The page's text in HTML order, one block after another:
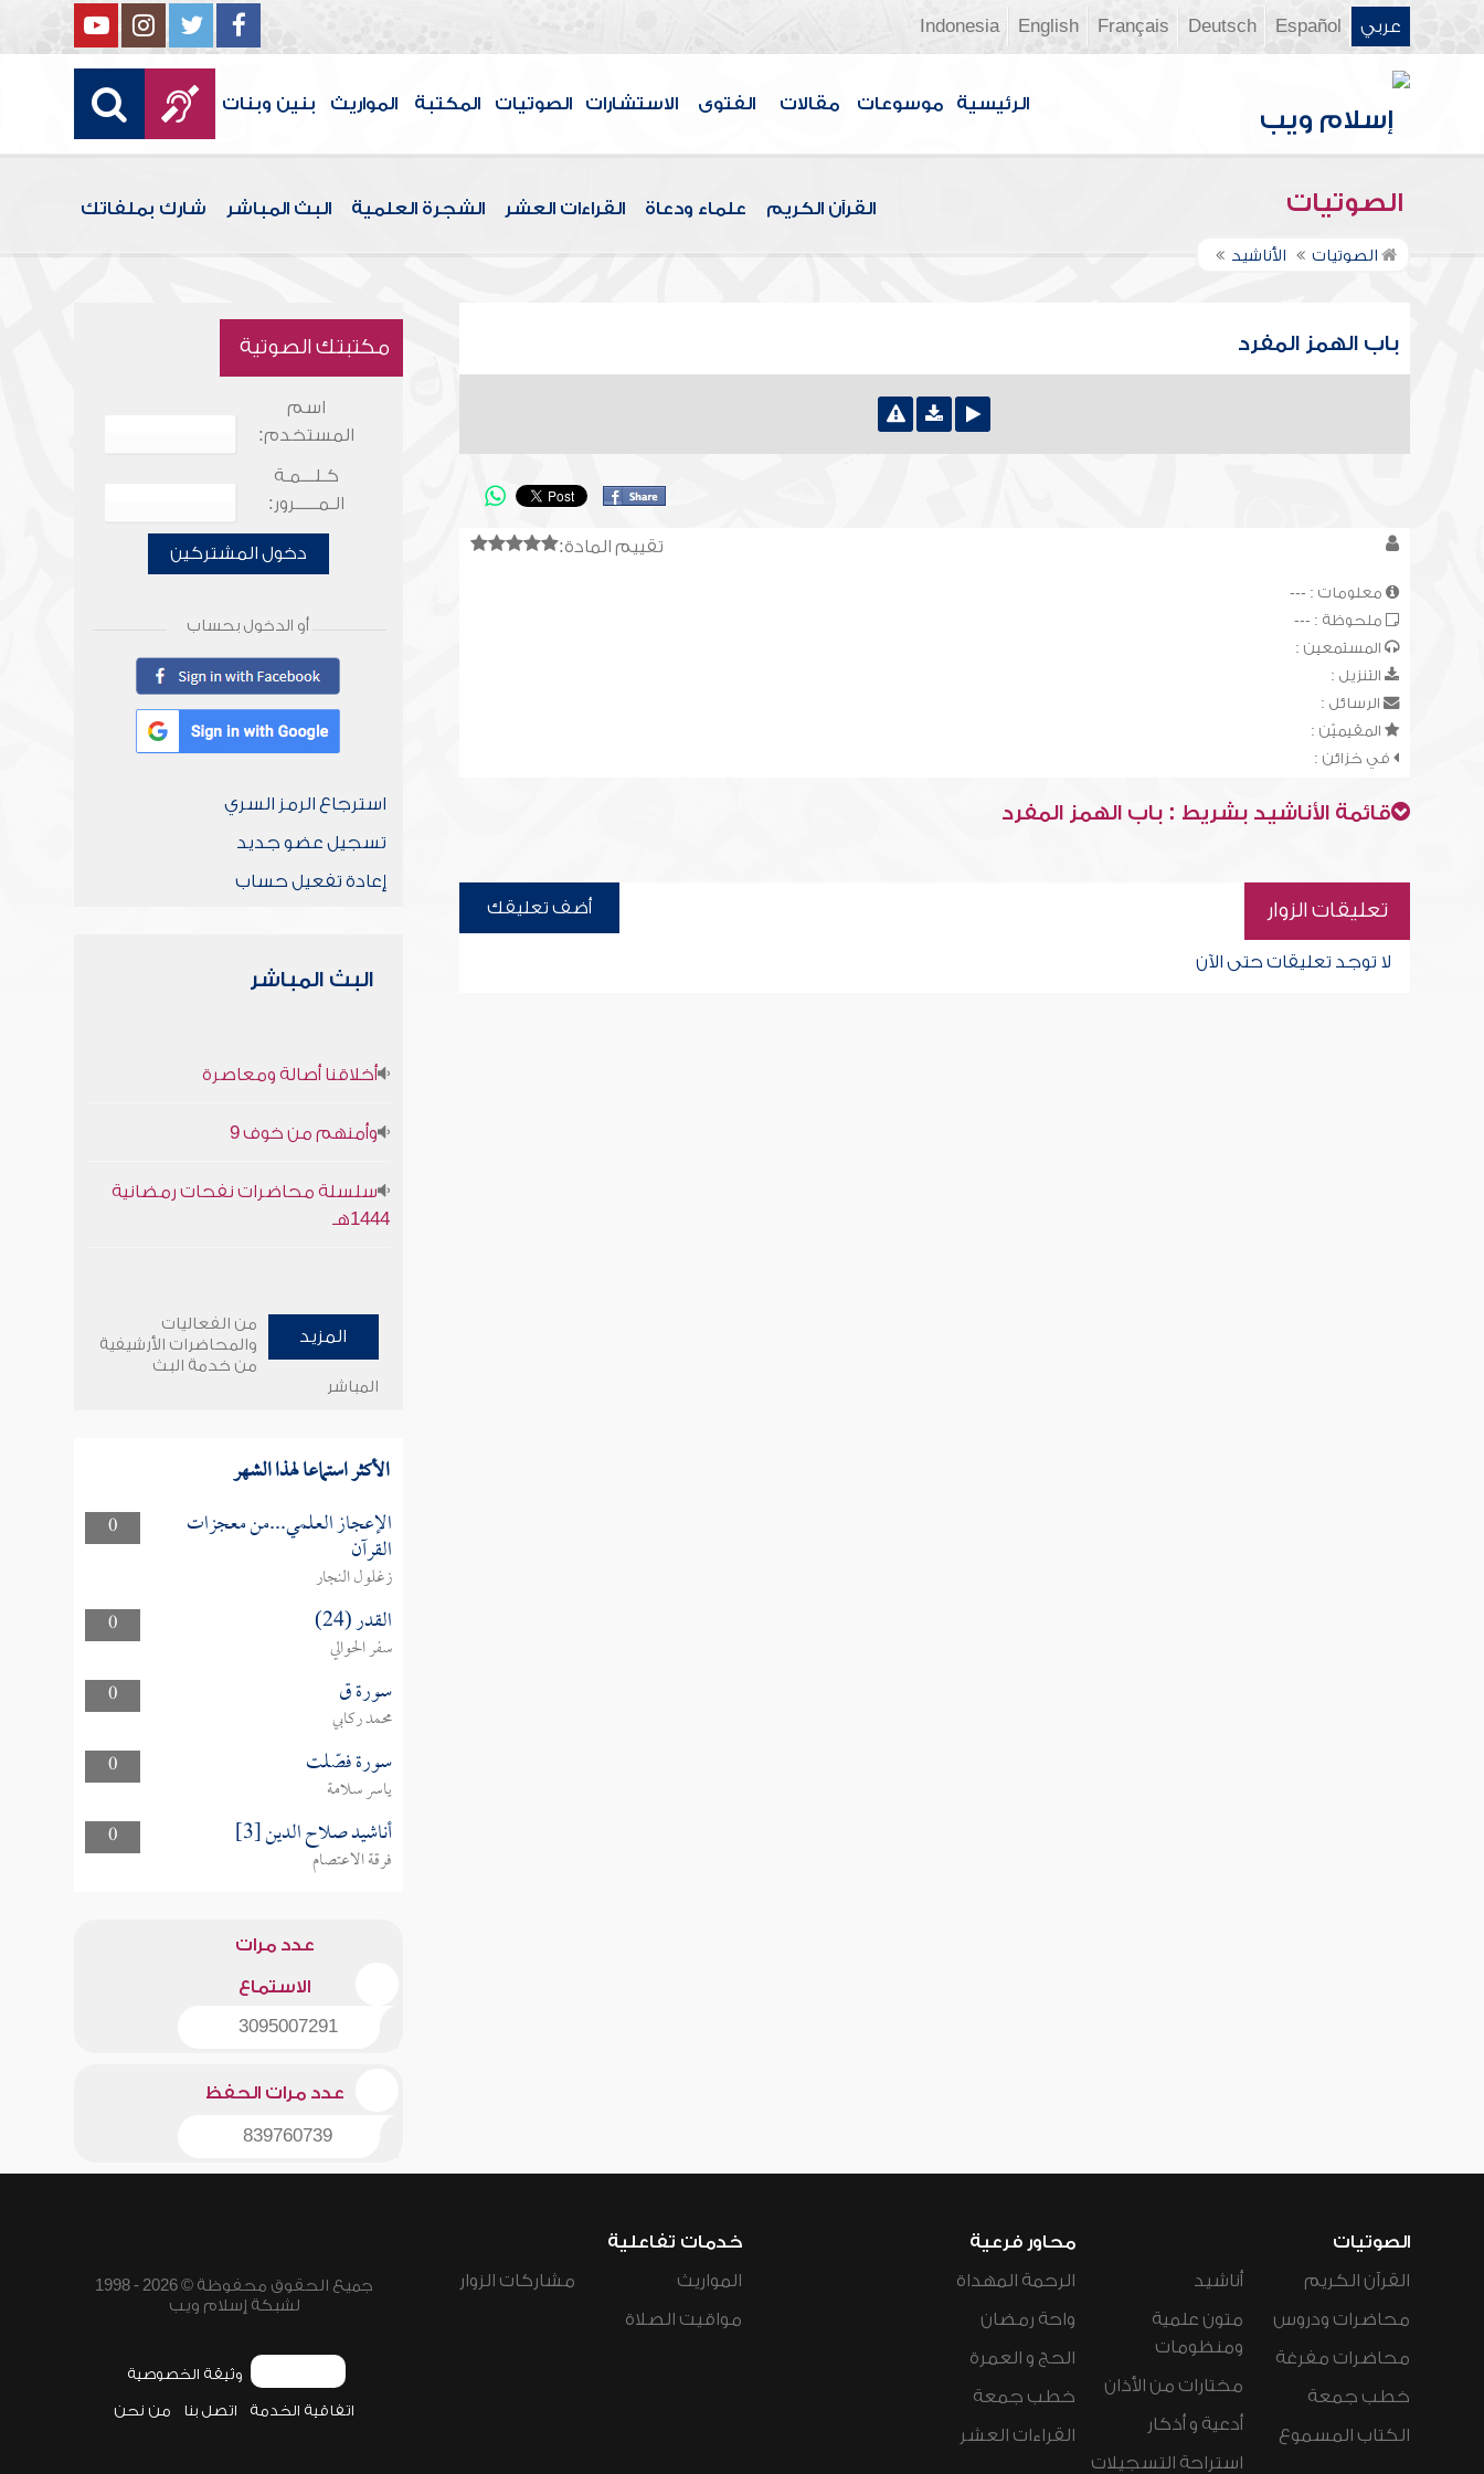
عربي Español
Deutsch
Français
English
Indonesia
الرئيسية موسوعات مقالات الفتوى الاستشارات الصوتيات المكتبة المواريث بنين وبنات
الصوتيات القرآن الكريم علماء ودعاة القراءات العشر الشجرة العلمية البث المباشر شارك بملفاتك
الصوتيات الأناشيد
باب الهمز المفرد
تقييم المادة:
معلومات : ---
ملحوظة : ---
المستمعين :
التنزيل :
الرسائل :
المقيميّن :
في خزائن :
قائمة الأناشيد بشريط : باب الهمز المفرد
تعليقات الزوار أضف تعليقك
لا توجد تعليقات حتى الآن
مكتبتك الصوتية
اسم
المستخدم:
كـلـــمـة
الـمـــــرور:
دخول المشتركين
أو الدخول بحساب
استرجاع الرمز السري
تسجيل عضو جديد
إعادة تفعيل حساب
البث المباشر
أخلاقنا أصالة ومعاصرة
وأمنهم من خوف 9
سلسلة محاضرات نفحات رمضانية
1444هـ
المزيد
من الفعاليات
والمحاضرات الأرشيفية
من خدمة البث
المباشر
الأكثر استماعا لهذا الشهر
0 الإعجاز العلمي...من معجزات
القرآن
زغلول النجار
0
القدر (24)
سفر الحوالي
0
سورة ق
محمد ركابي
0
سورة فصّلت
ياسر سلامة
0
أناشيد صلاح الدين [3]
فرقة الاعتصام
عدد مرات
الاستماع
3095007291
عدد مرات الحفظ
839760739
الصوتيات
القرآن الكريم
محاضرات ودروس
محاضرات مفرغة
خطب جمعة
الكتاب المسموع
أناشيد
متون علمية
ومنظومات
مختارات من الأذان
أدعية و أذكار
استراحة التسجيلات
محاور فرعية
الرحمة المهداة
واحة رمضان
الحج و العمرة
خطب جمعة
القراءات العشر
خدمات تفاعلية
المواريث
مواقيت الصلاة
مشاركات الزوار
جميع الحقوق محفوظة © 2026 - 1998
لشبكة إسلام ويب
وثيقة الخصوصية
اتفاقية الخدمة اتصل بنا من نحن